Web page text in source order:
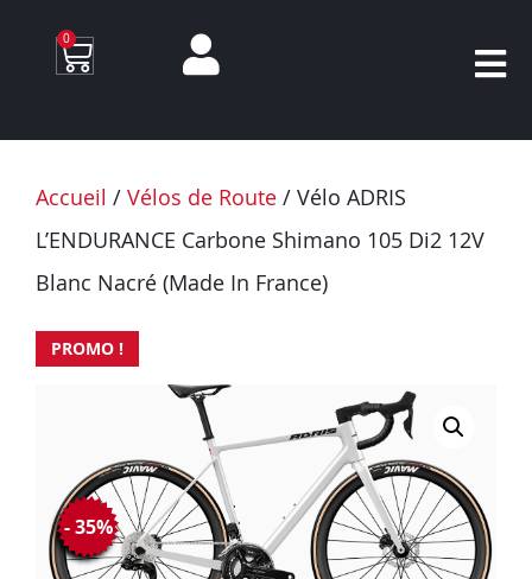
0
Accueil / Vélos de Route / Vélo ADRIS
L’ENDURANCE Carbone Shimano 105 Di2 12V
Blanc Nacré (Made In France)
PROMO !
- 35%